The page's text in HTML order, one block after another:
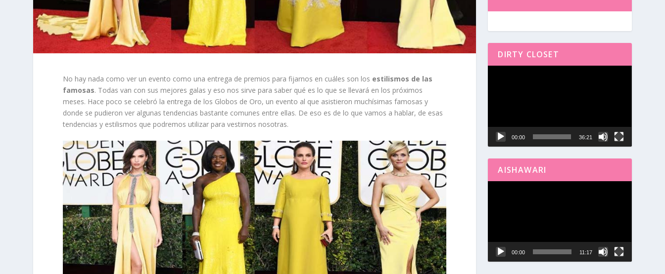
No hay nada como ver un evento como una entrega de premios para fijarnos en cuáles son los estilismos de las
famosas. Todas van con sus mejores galas y eso nos sirve para saber qué es lo que se llevará en los próximos
meses. Hace poco se celebró la entrega de los Globos de Oro, un evento al que asistieron muchísimas famosas y
donde se pudieron ver algunas tendencias bastante comunes entre ellas. De eso es de lo que vamos a hablar, de esas
tendencias y estilismos que podremos utilizar para vestirnos nosotras.
DIRTY CLOSET
00:00 36:21
AISHAWARI
00:00 11:17